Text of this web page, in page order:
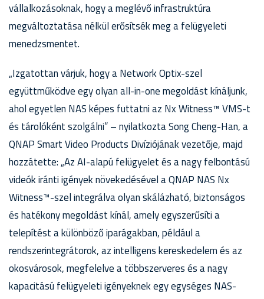
vállalkozásoknak, hogy a meglévő infrastruktúra
megváltoztatása nélkül erősítsék meg a felügyeleti
menedzsmentet.
„Izgatottan várjuk, hogy a Network Optix-szel
együttműködve egy olyan all-in-one megoldást kínáljunk,
ahol egyetlen NAS képes futtatni az Nx Witness™ VMS-t
és tárolóként szolgálni” – nyilatkozta Song Cheng-Han, a
QNAP Smart Video Products Divíziójának vezetője, majd
hozzátette: „Az AI-alapú felügyelet és a nagy felbontású
videók iránti igények növekedésével a QNAP NAS Nx
Witness™-szel integrálva olyan skálázható, biztonságos
és hatékony megoldást kínál, amely egyszerűsíti a
telepítést a különböző iparágakban, például a
rendszerintegrátorok, az intelligens kereskedelem és az
okosvárosok, megfelelve a többszerveres és a nagy
kapacitású felügyeleti igényeknek egy egységes NAS-